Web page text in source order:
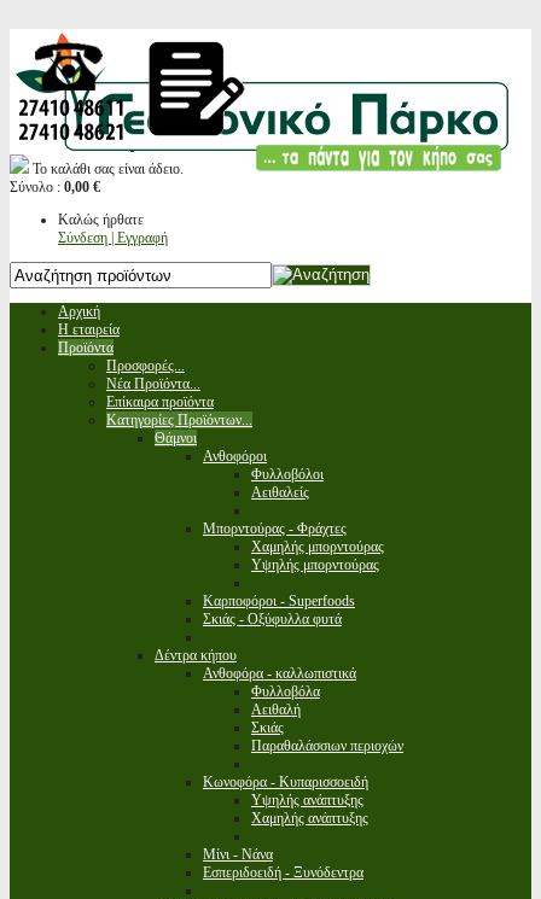
Το καλάθι σας είναι άδειο.
Σύνολο : 0,00 €
Καλώς ήρθατε
Σύνδεση | Εγγραφή
Αρχική
Η εταιρεία
Προϊόντα
Προσφορές...
Νέα Προϊόντα...
Επίκαιρα προϊόντα
Κατηγορίες Προϊόντων...
Θάμνοι
Ανθοφόροι
Φυλλοβόλοι
Αειθαλείς
Μπορντούρας - Φράχτες
Χαμηλής μπορντούρας
Υψηλής μπορντούρας
Καρποφόροι - Superfoods
Σκιάς - Οξύφυλλα φυτά
Δέντρα κήπου
Ανθοφόρα - καλλωπιστικά
Φυλλοβόλα
Αειθαλή
Σκιάς
Παραθαλάσσιων περιοχών
Κωνοφόρα - Κυπαρισσοειδή
Υψηλής ανάπτυξης
Χαμηλής ανάπτυξης
Μίνι - Νάνα
Εσπεριδοειδή - Ξυνόδεντρα